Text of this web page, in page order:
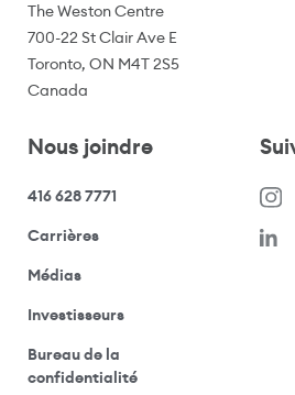
The Weston Centre
700-22 St Clair Ave E
Toronto, ON M4T 2S5
Canada
Nous joindre
416 628 7771
Carrières(s’ouvre dans une nouvelle
Médias(ouvre votre application de
Investisseurs(ouvre votre
Bureau de la
confidentialité(ouvre votre